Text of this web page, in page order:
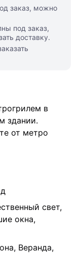
заказ, можно
под заказ,
доставку.
в
здании.
от метро
свет,
окна,
Веранда,